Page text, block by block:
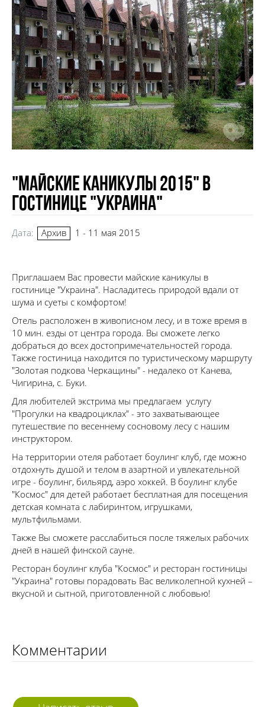
"Майские каникулы 2015" в
гостинице "Украина"
Дата: Архив 1 - 11 мая 2015
Приглашаем Вас провести майские каникулы в
гостинице "Украина". Насладитесь природой вдали от
шума и суеты с комфортом!
Отель расположен в живописном лесу, и в тоже время в
10 мин. езды от центра города. Вы сможете легко
добраться до всех достопримечательностей города.
Также гостиница находится по туристическому маршруту
"Золотая подкова Черкащины" - недалеко от Канева,
Чигирина, с. Буки.
Для любителей экстрима мы предлагаем услугу
"Прогулки на квадроциклах" - это захватывающее
путешествие по весеннему сосновому лесу с нашим
инструктором.
На территории отеля работает боулинг клуб, где можно
отдохнуть душой и телом в азартной и увлекательной
игре - боулинг, бильярд, аэро хоккей. В боулинг клубе
"Космос" для детей работает бесплатная для посещения
детская комната с лабиринтом, игрушками,
мультфильмами.
Также Вы сможете расслабиться после тяжелых рабочих
дней в нашей финской сауне.
Ресторан боулинг клуба "Космос" и ресторан гостиницы
"Украина" готовы порадовать Вас великолепной кухней –
вкусной и сытной, приготовленной с любовью!
Комментарии